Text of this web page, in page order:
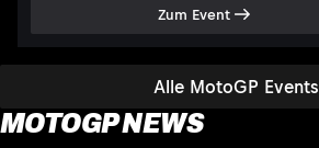
Alle MotoGP Events
Zum Event
MOTOGP NEWS